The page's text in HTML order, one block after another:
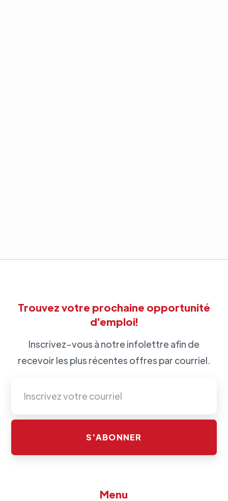
Trouvez votre prochaine opportunité
d'emploi!
Inscrivez-vous à notre infolettre afin de
recevoir les plus récentes offres par courriel.
Menu